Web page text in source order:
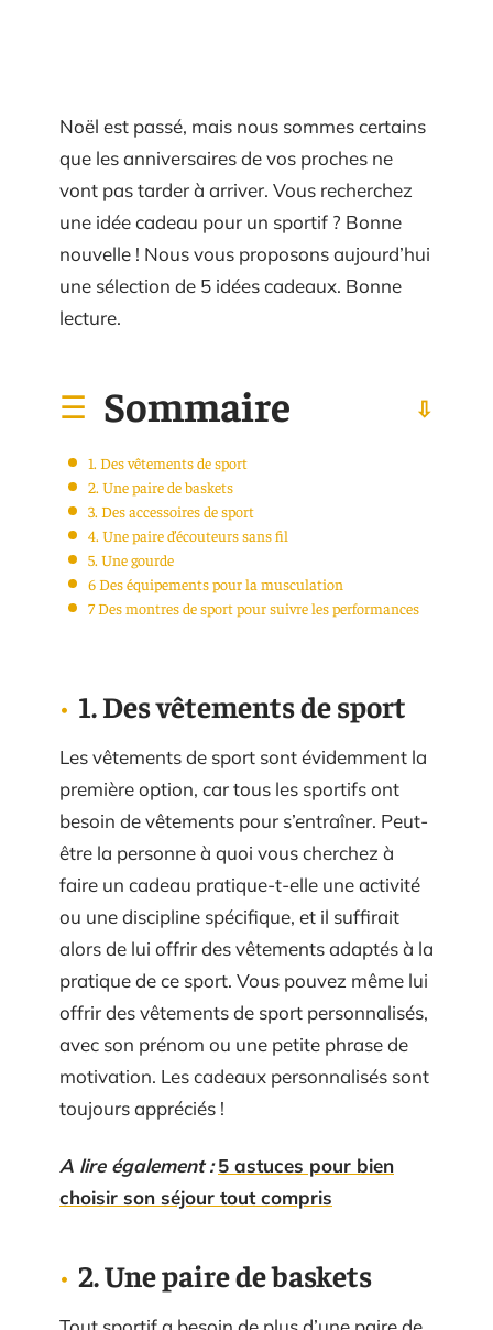
Noël est passé, mais nous sommes certains
que les anniversaires de vos proches ne
vont pas tarder à arriver. Vous recherchez
une idée cadeau pour un sportif ? Bonne
nouvelle ! Nous vous proposons aujourd’hui
une sélection de 5 idées cadeaux. Bonne
lecture.
Sommaire
1. Des vêtements de sport
2. Une paire de baskets
3. Des accessoires de sport
4. Une paire d’écouteurs sans fil
5. Une gourde
6 Des équipements pour la musculation
7 Des montres de sport pour suivre les performances
1. Des vêtements de sport
Les vêtements de sport sont évidemment la
première option, car tous les sportifs ont
besoin de vêtements pour s’entraîner. Peut-
être la personne à quoi vous cherchez à
faire un cadeau pratique-t-elle une activité
ou une discipline spécifique, et il suffirait
alors de lui offrir des vêtements adaptés à la
pratique de ce sport. Vous pouvez même lui
offrir des vêtements de sport personnalisés,
avec son prénom ou une petite phrase de
motivation. Les cadeaux personnalisés sont
toujours appréciés !
A lire également : 5 astuces pour bien
choisir son séjour tout compris
2. Une paire de baskets